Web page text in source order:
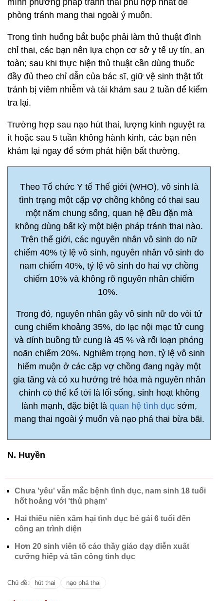
phòng tránh mang thai ngoài ý muốn.
Trong tình huống bắt buộc phải làm thủ thuật đình
chỉ thai, các bạn nên lựa chọn cơ sở y tế uy tín, an
toàn; sau khi thực hiện thủ thuật cần dùng thuốc
đầy đủ theo chỉ dẫn của bác sĩ, giữ vệ sinh thật tốt
tránh bị viêm nhiễm và tái khám sau 2 tuần để kiểm
tra lại.
Trường hợp sau nạo hút thai, lượng kinh nguyệt ra
ít hoặc sau 5 tuần không hành kinh, các bạn nên
khám lại ngay để sớm phát hiện bất thường.
Theo Tổ chức Y tế Thế giới (WHO), vô sinh là
tình trạng một cặp vợ chồng không có thai sau
một năm chung sống, quan hệ đều đặn mà
không dùng bất kỳ một biện pháp tránh thai nào.
Trên thế giới, các nguyên nhân vô sinh do nữ
chiếm 40% tỷ lệ vô sinh, nguyên nhân vô sinh do
nam chiếm 40%, tỷ lệ vô sinh do hai vợ chồng
chiếm 10% và không rõ nguyên nhân chiếm
10%.
Trong đó, nguyên nhân gây vô sinh nữ do vòi tử
cung chiếm khoảng 35%, do lạc nội mạc tử cung
và dính buồng tử cung là 45 % và rối loạn phóng
noãn chiếm 20%. Nghiêm trọng hơn, tỷ lệ vô sinh
hiếm muộn ở các cặp vợ chồng đang ngày một
gia tăng và có xu hướng trẻ hóa mà nguyên nhân
chính có thể kể tới là lối sống, sinh hoạt không
lành mạnh, đặc biệt là quan hệ tình dụcsớm,
mang thai ngoài ý muốn và nạo phá thai bừa bãi.
N. Huyền
Chưa 'yêu' vẫn mắc bệnh tình dục, nam sinh 18 tuổi
hốt hoảng với 'thủ phạm'
Hai thiếu niên xâm hại tình dục bé gái 6 tuổi đến
công an trình diện
Hơn 20 sinh viên tố cáo thầy giáo dạy diễn xuất
cưỡng hiếp và tấn công tình dục
Chủ đề: hút thai nạo phá thai